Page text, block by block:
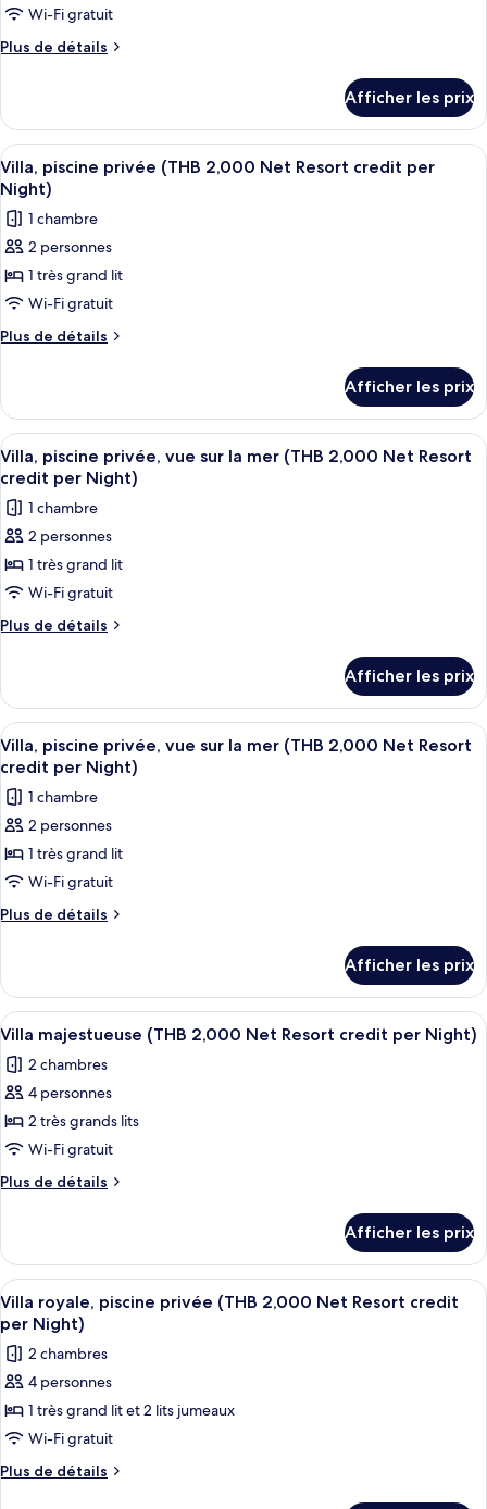
2,000
Net
per
Night)
2,000
Resort
type
de
vue
sur
la
mer
(THB
2,000
Net
Resort
credit
per
Wi-Fi gratuit
Plus de détails
Plus
Villa,
vue
sur
la
mer
(THB
2,000
Resort
credit
Night)
Afficher les prix
Afficher
toutes
les
photos
pour
ce
type
de
piscine
privée
(THB
2,000
Net
Resort
credit
per
Night)
Minibar, coffre-fort pour ordinateur
6
Villa, piscine privée (THB 2,000 Net Resort credit per
Night)
1 chambre
2 personnes
1 très grand lit
Wi-Fi gratuit
Plus de détails
Plus
Villa,
piscine
privée
(THB
Net
Resort
credit
per
Night)
Afficher les prix
Afficher
toutes
les
photos
pour
ce
type
de
piscine
privée,
vue
sur
la
mer
(THB
2,000
Net
Resort
Night)
5
Villa, piscine privée, vue sur la mer (THB 2,000 Net Resort
credit per Night)
1 chambre
2 personnes
1 très grand lit
Wi-Fi gratuit
Plus de détails
Plus
Villa,
piscine
privée,
vue
la
mer
2,000
Net
credit
Afficher les prix
Afficher
toutes
les
photos
pour
ce
type
de
piscine
privée,
vue
sur
la
mer
(THB
2,000
Net
per
Night)
5
Villa, piscine privée, vue sur la mer (THB 2,000 Net Resort
credit per Night)
1 chambre
2 personnes
1 très grand lit
Wi-Fi gratuit
Plus de détails
Plus
Villa,
piscine
privée,
sur
la
(THB
2,000
Resort
Afficher les prix
Afficher
toutes
les
photos
pour
ce
type
de
Villa
majestueuse
(THB
2,000
Net
Resort
credit
per
Night)
7
Villa majestueuse (THB 2,000 Net Resort credit per Night)
2 chambres
4 personnes
2 très grands lits
Wi-Fi gratuit
Plus de détails
Plus
Villa
majestueuse
(THB
2,000
Net
Resort
credit
Night)
Afficher les prix
Afficher
toutes
les
photos
pour
ce
type
de
7
Villa royale, piscine privée (THB 2,000 Net Resort credit
per Night)
2 chambres
4 personnes
1 très grand lit et 2 lits jumeaux
Wi-Fi gratuit
Plus de détails
Plus